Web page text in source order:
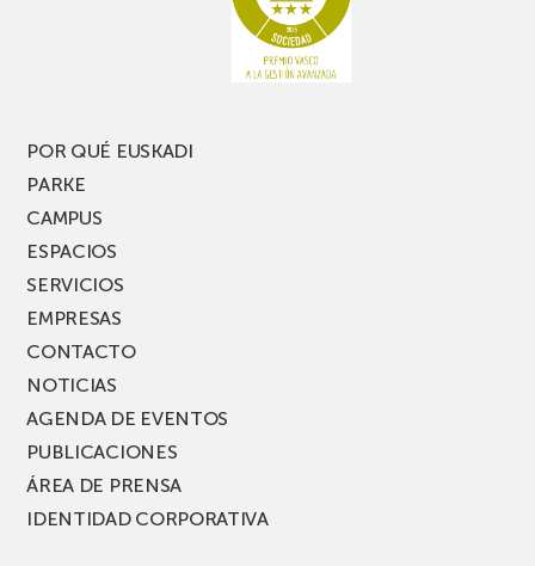
PARKEA
MUSIK
POR QUÉ EUSKADI
PARKE
CAMPUS
ESPACIOS
SERVICIOS
EMPRESAS
CONTACTO
NOTICIAS
AGENDA DE EVENTOS
PUBLICACIONES
ÁREA DE PRENSA
IDENTIDAD CORPORATIVA